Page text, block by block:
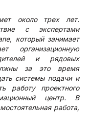
около трех лет.
с экспертами
который занимает
организационную
и рядовых
за это время
системы подачи и
работу проектного
центр. В
работа,